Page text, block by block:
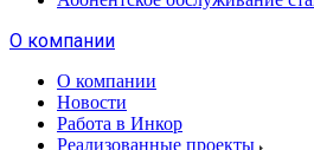
О компании
О компании
Новости
Работа в Инкор
Реализованные проекты